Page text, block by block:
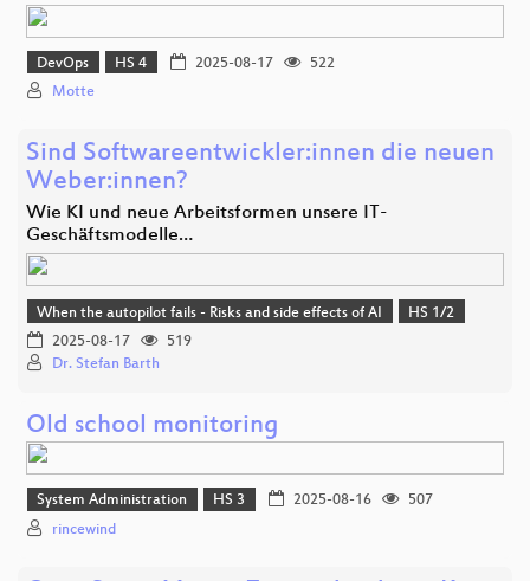
DevOps HS 4 2025-08-17
522
Motte
Sind Softwareentwickler:innen die neuen
Weber:innen?
Wie KI und neue Arbeitsformen unsere IT-
Geschäftsmodelle…
When the autopilot fails - Risks and side effects of AI
HS 1/2
2025-08-17
519
Dr. Stefan Barth
Old school monitoring
System Administration HS 3 2025-08-16
507
rincewind